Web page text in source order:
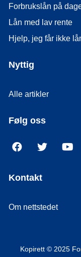
Forbrukslån på
Lån med lav rente
Hjelp, jeg får ikke
Nyttig
Alle artikler
Følg oss
Kontakt
Om nettstedet
Kopirett © 2025